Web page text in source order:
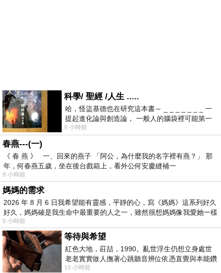
科學/ 聖經 /人生 .....
哈，怪盜基德也在研究這本書～ _ _ _ _ _ _ _ 一
提起進化論與創造論， 一般人的腦袋裡可能第一
時間就有「 進化論很科
9 小時前
春燕---(一)
《 春 燕 》 一、回來的燕子 「阿公，為什麼我的名字裡有燕？」 那
年，何春燕五歲，坐在後台戲箱上，看外公何安慶縫補一
9 小時前
媽媽的需求
2026 年 8 月 6 日我希望能有靈感，平靜的心，寫《媽媽》這系列好久
好久，媽媽確是我生命中最重要的人之一，雖然很想媽媽像我愛她一樣
9 小時前
等待與希望
紅色大地，莊喆，1990。亂世浮生仍想立身處世
老老實實做人撫著心跳聽音辨位依憑直覺與本能鑽
向裂隙的亮處探索另一個心聲另一個共鳴的
10 小時前